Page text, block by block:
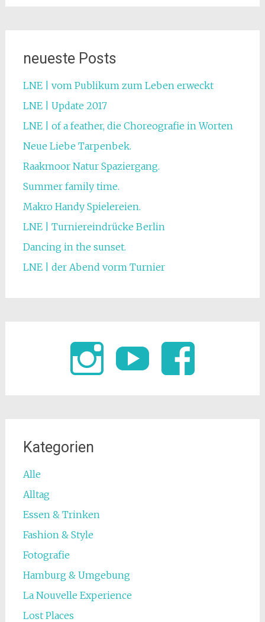
neueste Posts
LNE | vom Publikum zum Leben erweckt
LNE | Update 2017
LNE | of a feather, die Choreografie in Worten
Neue Liebe Tarpenbek.
Raakmoor Natur Spaziergang.
Summer family time.
Makro Handy Spielereien.
LNE | Turniereindrücke Berlin
Dancing in the sunset.
LNE | der Abend vorm Turnier
Kategorien
Alle
Alltag
Essen & Trinken
Fashion & Style
Fotografie
Hamburg & Umgebung
La Nouvelle Experience
Lost Places